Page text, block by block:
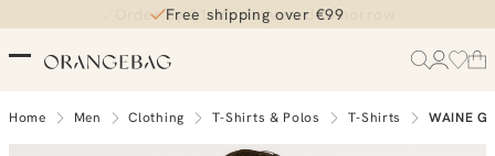
Order by 21:45, delivered tomorrow
Free shipping over €99
Home Men Clothing T-Shirts & Polos T-Shirts WAINE